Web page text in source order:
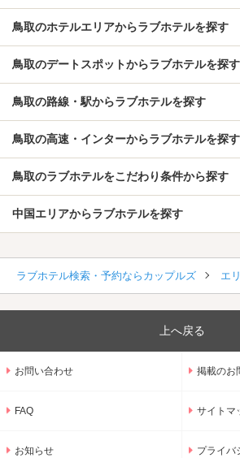
鳥取のホテルエリアからラブホテルを探す
鳥取のデートスポットからラブホテルを探す
鳥取の路線・駅からラブホテルを探す
鳥取の高速・インターからラブホテルを探す
鳥取のラブホテルをこだわり条件から探す
中国エリアからラブホテルを探す
ラブホテル検索・予約ならカップルズ エ
上へ戻る
お問い合わせ 掲載のお
FAQ サイトマ
お知らせ プライバ